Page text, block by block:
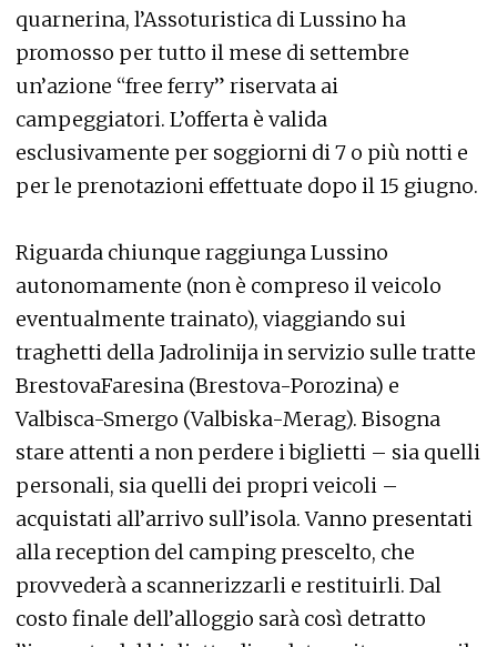
quarnerina, l’Assoturistica di Lussino ha
promosso per tutto il mese di settembre
un’azione “free ferry” riservata ai
campeggiatori. L’offerta è valida
esclusivamente per soggiorni di 7 o più notti e
per le prenotazioni effettuate dopo il 15 giugno.
Riguarda chiunque raggiunga Lussino
autonomamente (non è compreso il veicolo
eventualmente trainato), viaggiando sui
traghetti della Jadrolinija in servizio sulle tratte
BrestovaFaresina (Brestova-Porozina) e
Valbisca-Smergo (Valbiska-Merag). Bisogna
stare attenti a non perdere i biglietti – sia quelli
personali, sia quelli dei propri veicoli –
acquistati all’arrivo sull’isola. Vanno presentati
alla reception del camping prescelto, che
provvederà a scannerizzarli e restituirli. Dal
costo finale dell’alloggio sarà così detratto